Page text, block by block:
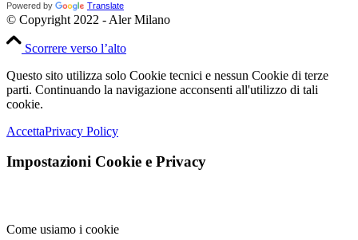
Powered by Translate
© Copyright 2022 - Aler Milano
Scorrere verso l’alto
Questo sito utilizza solo Cookie tecnici e nessun Cookie di terze
parti. Continuando la navigazione acconsenti all'utilizzo di tali
cookie.
AccettaPrivacy Policy
Impostazioni Cookie e Privacy
Come usiamo i cookie